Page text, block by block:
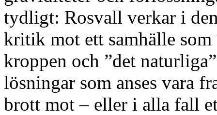
tydligt: Rosvall verkar i
kritik mot ett samhälle
kroppen och ”det
lösningar som anses vara
brott mot – eller i alla fall